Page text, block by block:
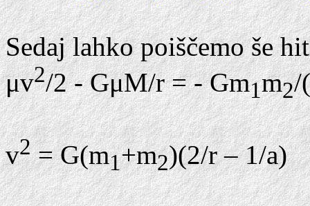
Sedaj lahko poiščemo še
μv2/2 - GμM/r = - Gm1m2/
v2= G(m1+m2)(2/r – 1/a)